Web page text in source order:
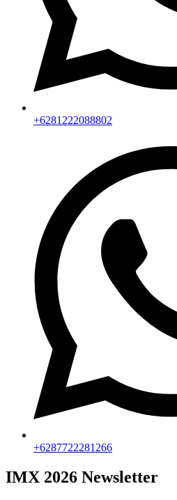
+6281222088802
+6287722281266
IMX 2026 Newsletter